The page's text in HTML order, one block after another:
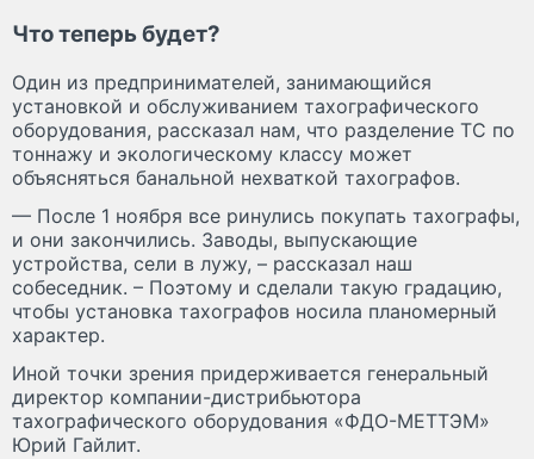
Что теперь будет?
Один из предпринимателей, занимающийся
установкой и обслуживанием тахографического
оборудования, рассказал нам, что разделение ТС по
тоннажу и экологическому классу может
объясняться банальной нехваткой тахографов.
— После 1 ноября все ринулись покупать тахографы,
и они закончились. Заводы, выпускающие
устройства, сели в лужу, – рассказал наш
собеседник. – Поэтому и сделали такую градацию,
чтобы установка тахографов носила планомерный
характер.
Иной точки зрения придерживается генеральный
директор компании-дистрибьютора
тахографического оборудования «ФДО-МЕТТЭМ»
Юрий Гайлит.